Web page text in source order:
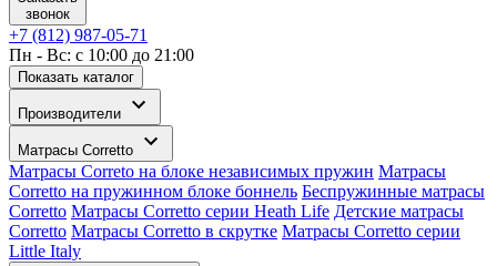
звонок
+7 (812) 987-05-71
Пн - Вс: с 10:00 до 21:00
Показать каталог
Производители
Матрасы Corretto
Матрасы Correto на блоке независимых пружин Матрасы
Corretto на пружинном блоке боннель Беспружинные матрасы
Corretto Матрасы Corretto серии Heath Life Детские матрасы
Corretto Матрасы Corretto в скрутке Матрасы Corretto серии
Little Italy